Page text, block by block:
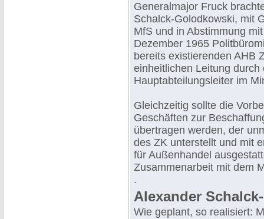
Generalmajor Fruck
Schalck-Golodkowski, mit
MfS und in Abstimmung
Dezember 1965
bereits existierenden AHB
einheitlichen Leitung
Hauptabteilungsleiter im
Gleichzeitig sollte die
Geschäften zur
übertragen werden, der
des ZK unterstellt und mit
für Außenhandel
Zusammenarbeit mit dem
.
Alexander
Wie geplant, so realisiert: